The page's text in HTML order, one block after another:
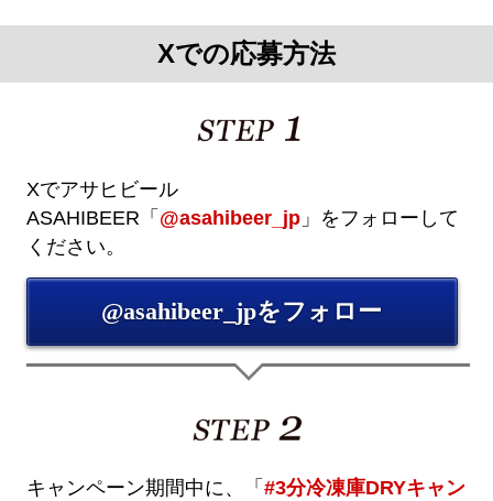
Xでの応募方法
Xでアサヒビール
ASAHIBEER「 @asahibeer_jp」をフォローして
ください。
@asahibeer_jpをフォロー
キャンペーン期間中に、「 #3分冷凍庫DRYキャン